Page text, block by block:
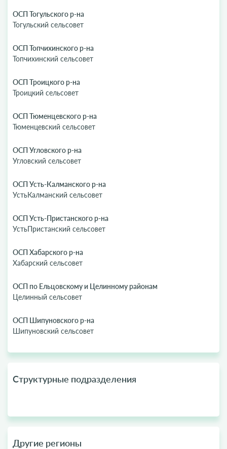
ОСП Тогульского р-на
Тогульский сельсовет
ОСП Топчихинского р-на
Топчихинский сельсовет
ОСП Троицкого р-на
Троицкий сельсовет
ОСП Тюменцевского р-на
Тюменцевский сельсовет
ОСП Угловского р-на
Угловский сельсовет
ОСП Усть-Калманского р-на
УстьКалманский сельсовет
ОСП Усть-Пристанского р-на
УстьПристанский сельсовет
ОСП Хабарского р-на
Хабарский сельсовет
ОСП по Ельцовскому и Целинному районам
Целинный сельсовет
ОСП Шипуновского р-на
Шипуновский сельсовет
Структурные подразделения
Другие регионы